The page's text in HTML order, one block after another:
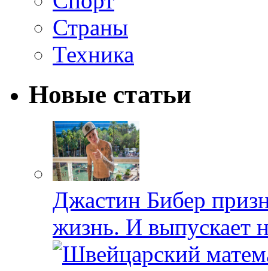
Страны
Техника
Новые статьи
Джастин Бибер
жизнь. И выпускает